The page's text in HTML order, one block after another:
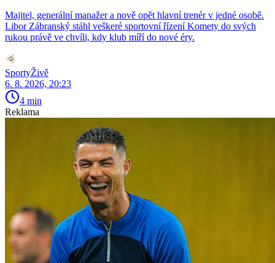
Majitel, generální manažer a nově opět hlavní trenér v jedné osobě.
Libor Zábranský stáhl veškeré sportovní řízení Komety do svých
rukou právě ve chvíli, kdy klub míří do nové éry.
SportyŽivě
6. 8. 2026, 20:23
4 min
Reklama